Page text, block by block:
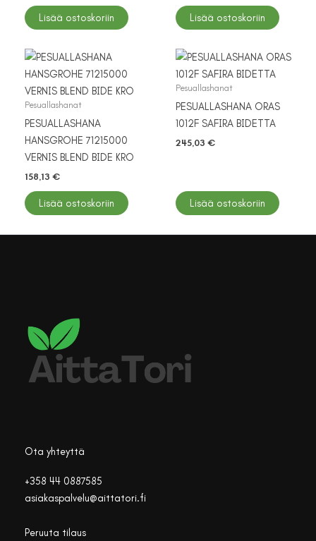
Lisää ostoskoriin Lisää ostoskoriin
Pesuallashanat
PESUALLASHANA
HANSGROHE 71215000
VERNIS BLEND BIDE KRO
158,13 €
Lisää ostoskoriin
Pesuallashanat
PESUALLASHANA ORAS
1012F SAFIRA BIDETTA
245,03 €
Lisää ostoskoriin
Ota yhteyttä
+358 44 0887585
asiakaspalvelu@aittatori.fi
Peruuta tilaus